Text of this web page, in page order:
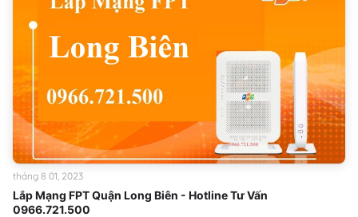
Lắp Mạng FPT Quận Long Biên - Hotline Tư Vấn
0966.721.500
tháng 8 01, 2023